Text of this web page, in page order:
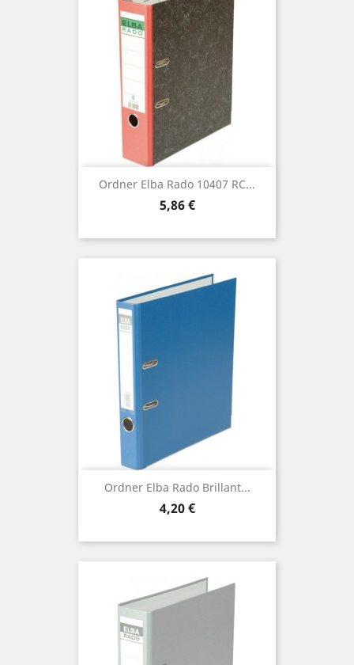
Ordner Elba Rado 10407 RC...
Preis
5,86 €
Ordner Elba Rado Brillant...
Preis
4,20 €